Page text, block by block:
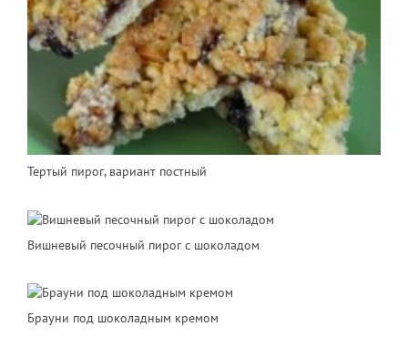
Тертый пирог, вариант постный
Вишневый песочный пирог с шоколадом
Брауни под шоколадным кремом